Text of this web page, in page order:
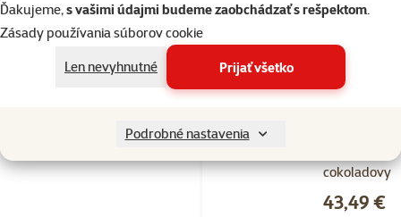
Ďakujeme,s vašimi údajmi budeme zaobchádzať s rešpektom.
Zásady používania súborov cookie
Len nevyhnutné
Prijať všetko
Podrobné nastavenia
Skladom
cokoladovy
Hodnotenie
Cena
43,49 €